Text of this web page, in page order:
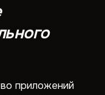
приложений